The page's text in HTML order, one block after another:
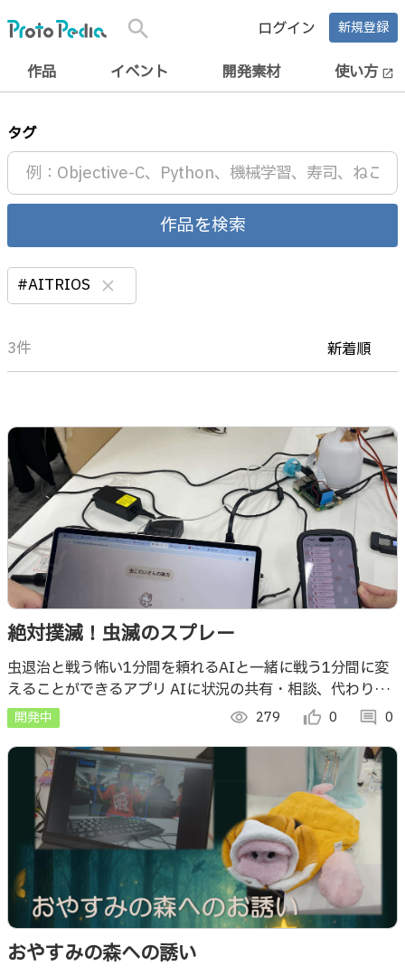
search ログイン 新規登録
作品 イベント 開発素材 使い方 open_in_new
タグ
作品を検索
#AITRIOS clear
3件 新着順
絶対撲滅！虫滅のスプレー
虫退治と戦う怖い1分間を頼れるAIと一緒に戦う1分間に変
えることができるアプリ AIに状況の共有・相談、代わりに
スプレーを噴射してもらうこともできます！
開発中 visibility 279 thumb_up_alt 0 comment 0
おやすみの森への誘い